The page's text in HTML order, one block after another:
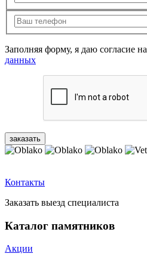
Заполняя форму, я даю согласие на
данных
Контакты
Заказать выезд специалиста
Каталог памятников
Акции